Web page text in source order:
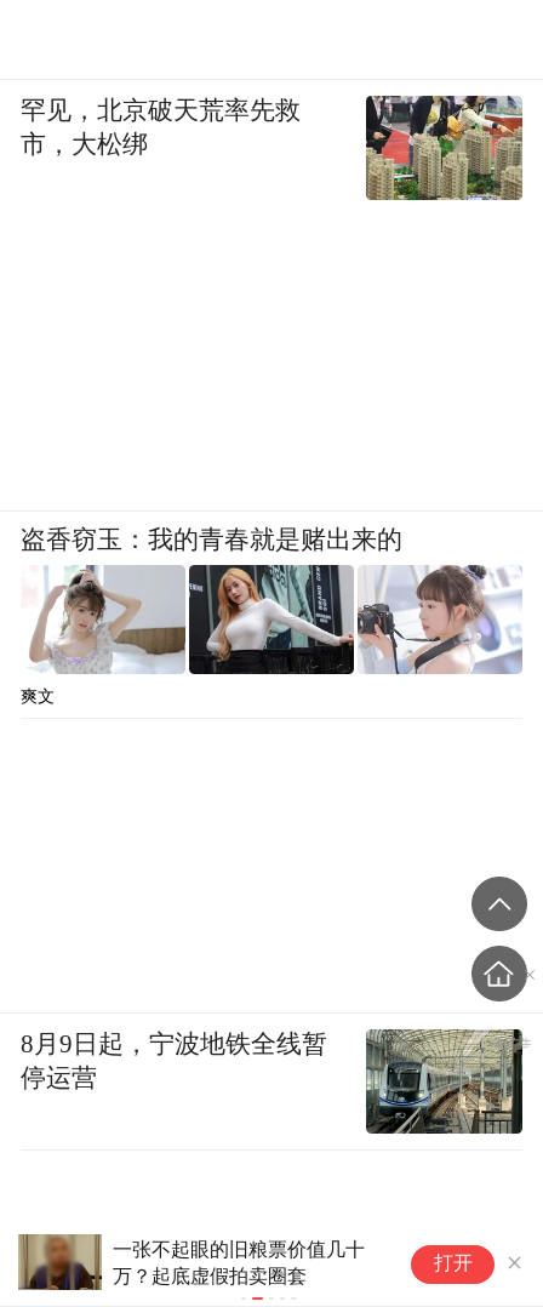
一张不起眼的旧粮票价值几十
万？起底虚假拍卖圈套
打开
罕见，北京破天荒率先救
市，大松绑
盗香窃玉：我的青春就是赌出来的
爽文
8月9日起，宁波地铁全线暂
停运营